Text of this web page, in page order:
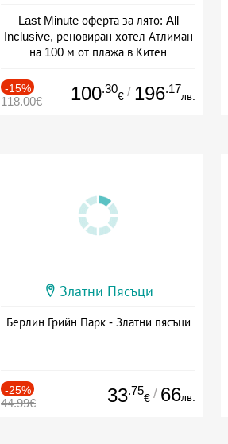
Last Minute оферта за лято: All
Inclusive, реновиран хотел Атлиман
на 100 м от плажа в Китен
-15%
118.00€ 100.30
€ / 196.17
лв.
Златни Пясъци
Берлин Грийн Парк - Златни пясъци
-25%
44.99€ 33.75
€ / 66лв.